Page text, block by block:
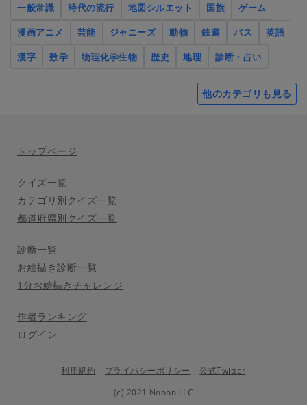
一般常識 時代の流行 地図シルエット 国旗
ゲーム
漫画アニメ
芸能 ジャニーズ 動物 鉄道 バス
英語
漢字
数学 物理化学生物 歴史 地理 診断・占い
他のカテゴリも見る
トップページ
クイズ一覧
カテゴリ別クイズ一覧
都道府県別クイズ一覧
診断一覧
お絵描き診断一覧
1分お絵描きチャレンジ
作者ランキング
ログイン
利用規約 プライバシーポリシー
公式Twitter
(c) 2021 Nooon LLC